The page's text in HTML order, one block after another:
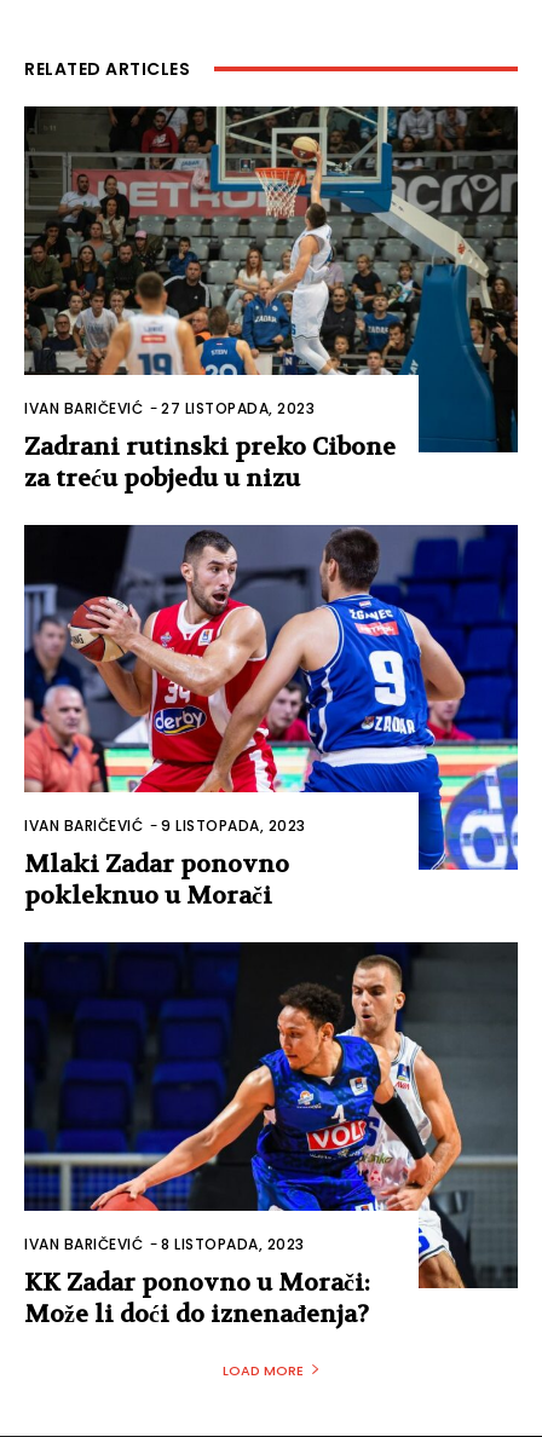
RELATED ARTICLES
IVAN BARIČEVIĆ -27 LISTOPADA, 2023
Zadrani rutinski preko Cibone
za treću pobjedu u nizu
IVAN BARIČEVIĆ -9 LISTOPADA, 2023
Mlaki Zadar ponovno
pokleknuo u Morači
IVAN BARIČEVIĆ -8 LISTOPADA, 2023
KK Zadar ponovno u Morači:
Može li doći do iznenađenja?
LOAD MORE